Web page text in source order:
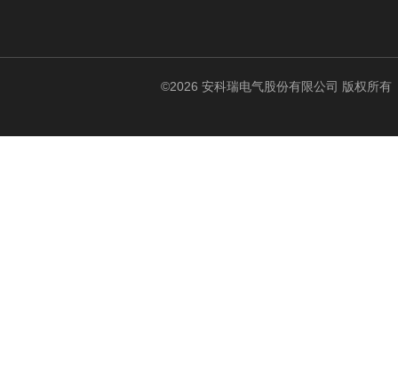
©2026 安科瑞电气股份有限公司 版权所